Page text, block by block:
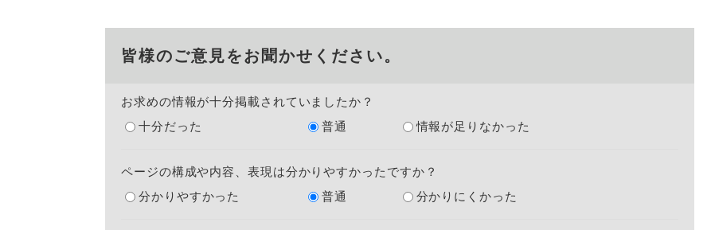
皆様のご意見をお聞かせください。
お求めの情報が十分掲載されていましたか？
十分だった
普通 情報が足りなかった
ページの構成や内容、表現は分かりやすかったですか？
分かりやすかった
普通 分かりにくかった